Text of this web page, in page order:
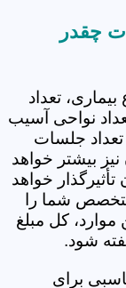
چقدر
تعداد
نواحی آسیب
جلسات
بیشتر خواهد
خواهد
شما را
کل مبلغ
شود.
برای